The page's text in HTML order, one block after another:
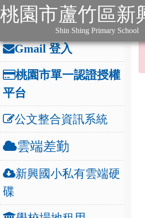
跳到主要內容
網站導覽
桃園市蘆竹區新
Shin Shing Primary School
:::
辦公連結
Gmail 登入
桃園市單一認證授權
平台
公文整合資訊系統
雲端差勤
新興國小私有雲端硬
碟